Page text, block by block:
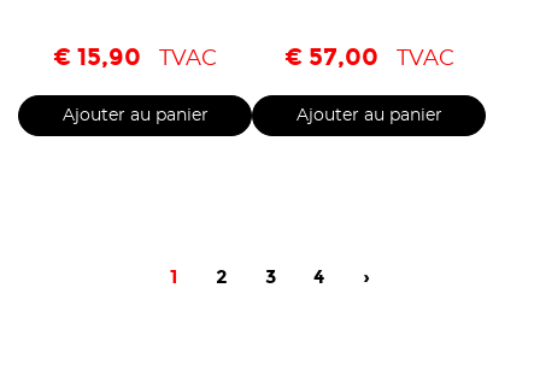
€ 15,90 TVAC
Ajouter au panier
€57,00 TVAC
Ajouter au panier
1 2 3 4 ›